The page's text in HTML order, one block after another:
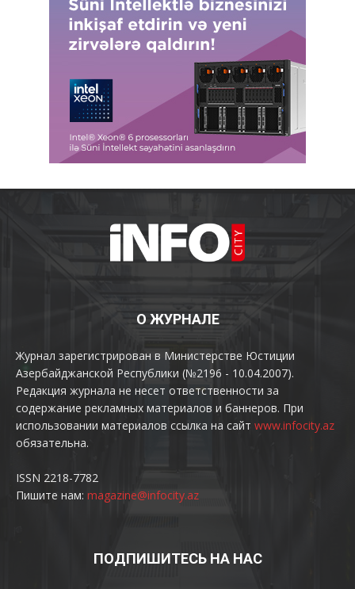
О ЖУРНАЛЕ
Журнал зарегистрирован в Министерстве Юстиции
Азербайджанской Республики (№2196 - 10.04.2007).
Редакция журнала не несет ответственности за
содержание рекламных материалов и баннеров. При
использовании материалов ссылка на сайт www.infocity.az
обязательна.
ISSN 2218-7782
Пишите нам: magazine@infocity.az
ПОДПИШИТЕСЬ НА НАС